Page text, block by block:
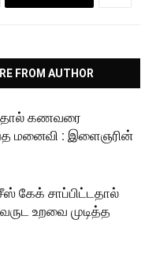
FROM AUTHOR
கணவரை
மனைவி : இளைஞரின்
கேக் சாப்பிட்டதால்
உறவை முடித்த